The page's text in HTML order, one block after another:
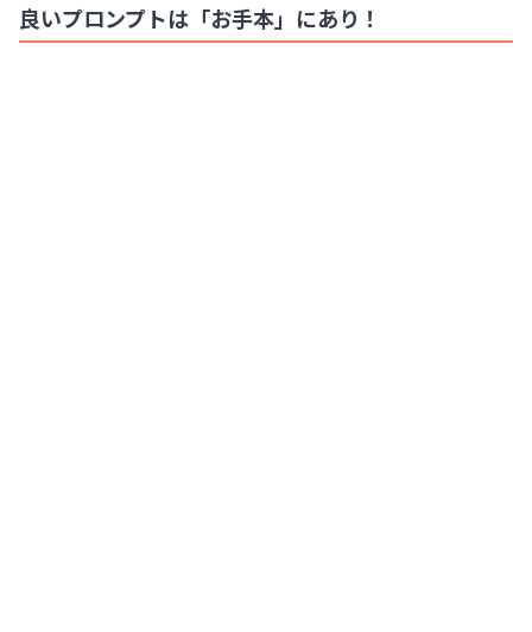
良いプロンプトは「お手本」にあり！